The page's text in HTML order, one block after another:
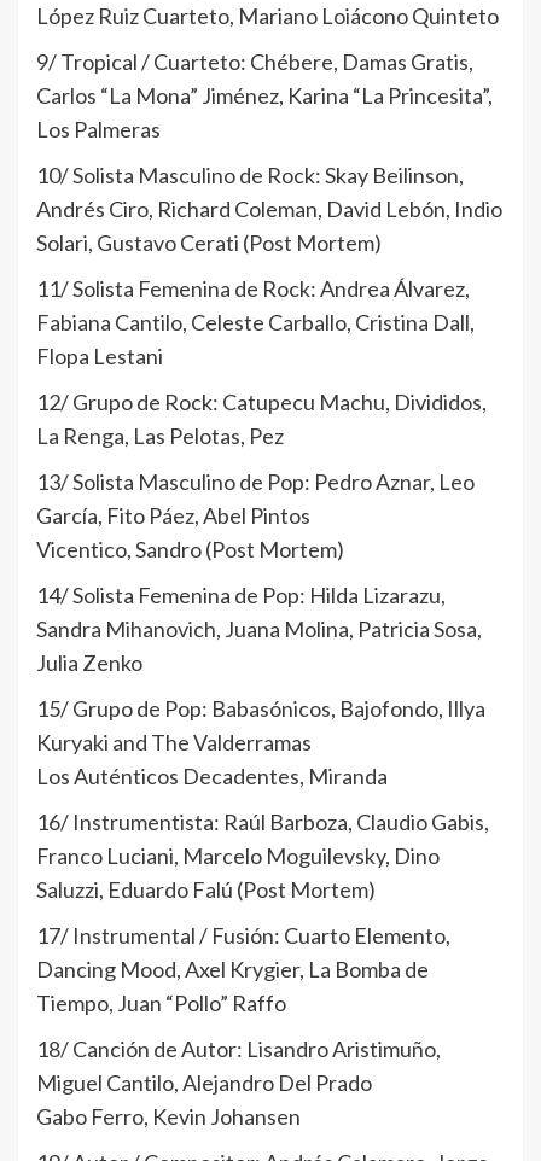
López Ruiz Cuarteto, Mariano Loiácono Quinteto
9/ Tropical / Cuarteto: Chébere, Damas Gratis,
Carlos “La Mona” Jiménez, Karina “La Princesita”,
Los Palmeras
10/ Solista Masculino de Rock: Skay Beilinson,
Andrés Ciro, Richard Coleman, David Lebón, Indio
Solari, Gustavo Cerati (Post Mortem)
11/ Solista Femenina de Rock: Andrea Álvarez,
Fabiana Cantilo, Celeste Carballo, Cristina Dall,
Flopa Lestani
12/ Grupo de Rock: Catupecu Machu, Divididos,
La Renga, Las Pelotas, Pez
13/ Solista Masculino de Pop: Pedro Aznar, Leo
García, Fito Páez, Abel Pintos
Vicentico, Sandro (Post Mortem)
14/ Solista Femenina de Pop: Hilda Lizarazu,
Sandra Mihanovich, Juana Molina, Patricia Sosa,
Julia Zenko
15/ Grupo de Pop: Babasónicos, Bajofondo, Illya
Kuryaki and The Valderramas
Los Auténticos Decadentes, Miranda
16/ Instrumentista: Raúl Barboza, Claudio Gabis,
Franco Luciani, Marcelo Moguilevsky, Dino
Saluzzi, Eduardo Falú (Post Mortem)
17/ Instrumental / Fusión: Cuarto Elemento,
Dancing Mood, Axel Krygier, La Bomba de
Tiempo, Juan “Pollo” Raffo
18/ Canción de Autor: Lisandro Aristimuño,
Miguel Cantilo, Alejandro Del Prado
Gabo Ferro, Kevin Johansen